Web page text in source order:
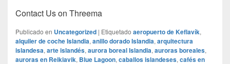
Contact Us on Threema
Publicado en Uncategorized | Etiquetado aeropuerto de Keflavík,
alquiler de coche Islandia, anillo dorado Islandia, arquitectura
islandesa, arte islandés, aurora boreal Islandia, auroras boreales,
auroras en Reikiavik, Blue Lagoon, caballos islandeses, cafés en